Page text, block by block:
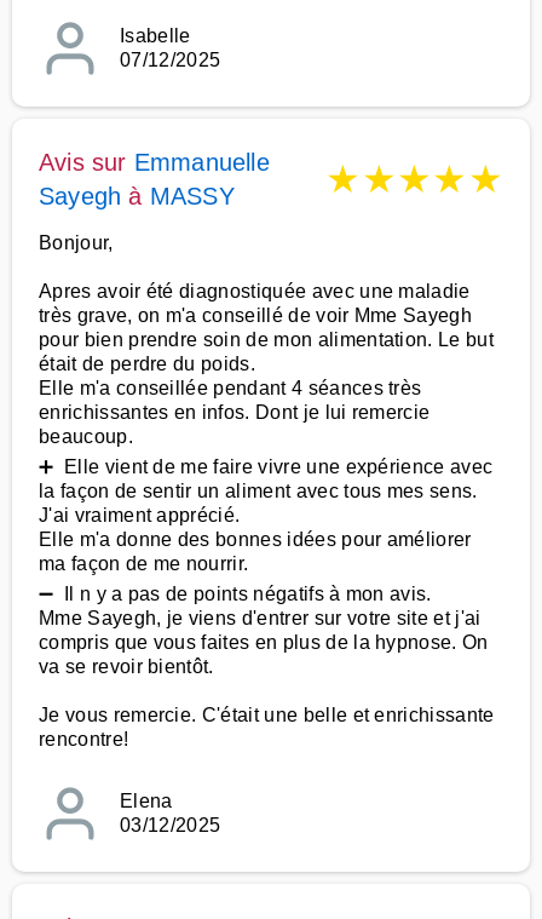
Isabelle
07/12/2025
Avis sur Emmanuelle
Sayegh à MASSY ★★★★★
Bonjour,
Apres avoir été diagnostiquée avec une maladie
très grave, on m'a conseillé de voir Mme Sayegh
pour bien prendre soin de mon alimentation. Le but
était de perdre du poids.
Elle m'a conseillée pendant 4 séances très
enrichissantes en infos. Dont je lui remercie
beaucoup.
➕ Elle vient de me faire vivre une expérience avec
la façon de sentir un aliment avec tous mes sens.
J'ai vraiment apprécié.
Elle m'a donne des bonnes idées pour améliorer
ma façon de me nourrir.
➖ Il n y a pas de points négatifs à mon avis.
Mme Sayegh, je viens d'entrer sur votre site et j'ai
compris que vous faites en plus de la hypnose. On
va se revoir bientôt.
Je vous remercie. C'était une belle et enrichissante
rencontre!
Elena
03/12/2025